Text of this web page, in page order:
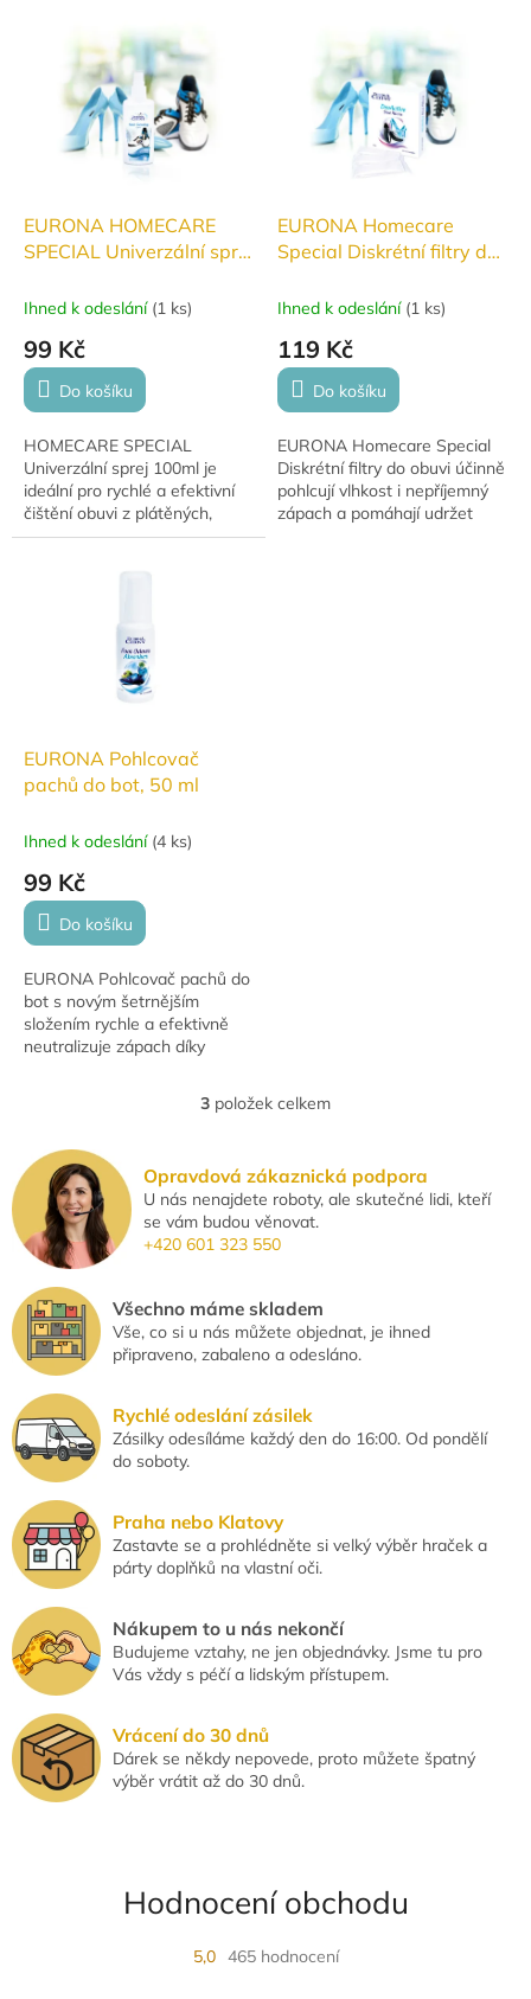
EURONA HOMECARE
SPECIAL Univerzální sprej
100 ml
Ihned k odeslání (1 ks)
99 Kč
Do košíku
HOMECARE SPECIAL
Univerzální sprej 100ml je
ideální pro rychlé a efektivní
čištění obuvi z plátěných,
gumových a koženkových
EURONA Homecare
Special Diskrétní filtry do
Ihned k odeslání (1 ks)
119 Kč
Do košíku
EURONA Homecare Special
Diskrétní filtry do obuvi účinně
pohlcují vlhkost i nepříjemný
zápach a pomáhají udržet
EURONA Pohlcovač
pachů do bot, 50 ml
Ihned k odeslání (4 ks)
99 Kč
Do košíku
EURONA Pohlcovač pachů do
bot s novým šetrnějším
složením rychle a efektivně
neutralizuje zápach díky
aplikaci, příjemnou vůni a
O
á
d
a
c
r
v
k
v
ý
p
u
3 položek celkem
Opravdová zákaznická podpora
U nás nenajdete roboty, ale skutečné lidi, kteří
se vám budou věnovat.
+420 601 323 550
Všechno máme skladem
Vše, co si u nás můžete objednat, je ihned
připraveno, zabaleno a odesláno.
Rychlé odeslání zásilek
Zásilky odesíláme každý den do 16:00. Od pondělí
do soboty.
Praha nebo Klatovy
Zastavte se a prohlédněte si velký výběr hraček a
párty doplňků na vlastní oči.
Nákupem to u nás nekončí
Budujeme vztahy, ne jen objednávky. Jsme tu pro
Vás vždy s péčí a lidským přístupem.
Vrácení do 30 dnů
Dárek se někdy nepovede, proto můžete špatný
výběr vrátit až do 30 dnů.
Hodnocení obchodu
5,0 465 hodnocení